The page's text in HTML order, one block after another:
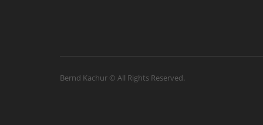
Bernd Kachur © All Rights Reserved.